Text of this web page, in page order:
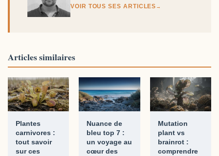
VOIR TOUS SES ARTICLES →
Articles similaires
Plantes
carnivores :
tout savoir
sur ces
Nuance de
bleu top 7 :
un voyage au
cœur des
Mutation
plant vs
brainrot :
comprendre